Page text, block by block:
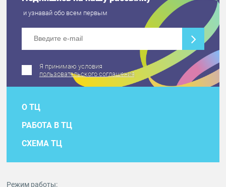
и узнавай обо всем первым
Я принимаю условия
пользовательского соглашения
О ТЦ
РАБОТА В ТЦ
СХЕМА ТЦ
Режим работы: